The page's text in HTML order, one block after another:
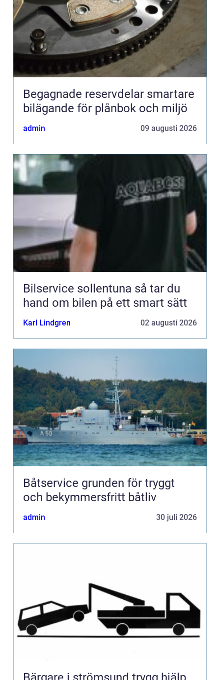
Begagnade reservdelar smartare
bilägande för plånbok och miljö
admin 09 augusti 2026
Bilservice sollentuna så tar du
hand om bilen på ett smart sätt
Karl Lindgren 02 augusti 2026
Båtservice grunden för tryggt
och bekymmersfritt båtliv
admin 30 juli 2026